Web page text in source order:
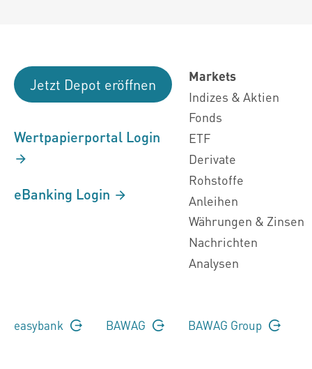
Jetzt Depot eröffnen
Wertpapierportal Login
eBanking Login
Markets
Indizes & Aktien
Fonds
ETF
Derivate
Rohstoffe
Anleihen
Währungen & Zinsen
Nachrichten
Analysen
easybank BAWAG BAWAG Group